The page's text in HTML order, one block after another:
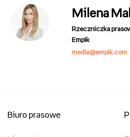
Milena
Rzeczniczka
Empik
media@empik.com
Biuro prasowe